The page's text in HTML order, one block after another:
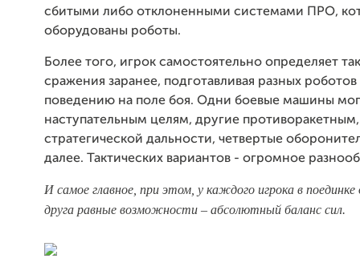
сбитыми либо отклоненными системами ПРО,
оборудованы роботы.
Более того, игрок самостоятельно определяет
сражения заранее, подготавливая разных
поведению на поле боя. Одни боевые машины
наступательным целям, другие
стратегической дальности, четвертые
далее. Тактических вариантов - огромное
И самое главное, при этом, у каждого игрока в поединке
друга равные возможности – абсолютный баланс сил.